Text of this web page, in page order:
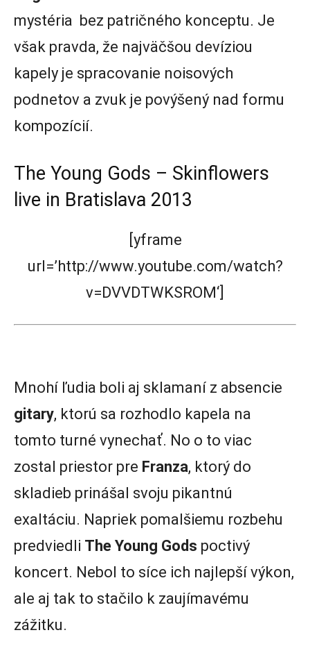
mystéria bez patričného konceptu. Je
však pravda, že najväčšou devíziou
kapely je spracovanie noisových
podnetov a zvuk je povýšený nad formu
kompozícií.
The Young Gods – Skinflowers
live in Bratislava 2013
[yframe
url=’http://www.youtube.com/watch?
v=DVVDTWKSROM‘]
Mnohí ľudia boli aj sklamaní z absencie
gitary, ktorú sa rozhodlo kapela na
tomto turné vynechať. No o to viac
zostal priestor pre Franza, ktorý do
skladieb prinášal svoju pikantnú
exaltáciu. Napriek pomalšiemu rozbehu
predviedli The Young Gods poctivý
koncert. Nebol to síce ich najlepší výkon,
ale aj tak to stačilo k zaujímavému
zážitku.